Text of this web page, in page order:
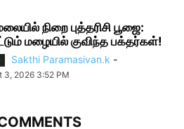
நிறை புத்தரிசி பூஜை:
மழையில் குவிந்த பக்தர்கள்!
Sakthi Paramasivan.k -
3, 2026 3:52 PM